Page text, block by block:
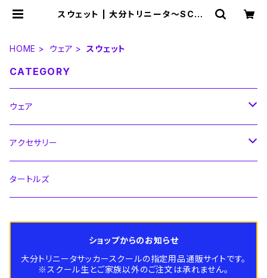
スウェット | 大分トリニータ～SCHO
HOME ウェア スウェット
CATEGORY
ウェア
シャツ
キッズ
パンツ
アクセサリー
ストッキング
タートルズ
ショップからのお知らせ
大分トリニータサッカースクールの指定用品通販サイトです。
※スクール生とご家族以外のご注文は承れません。